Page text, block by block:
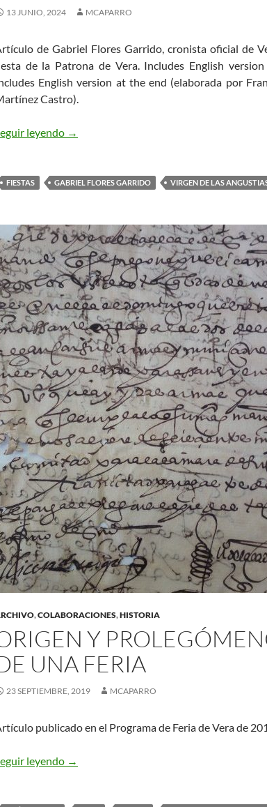
13 JUNIO, 2024 MCAPARRO
de Gabriel Flores Garrido, cronista oficial de
de la Patrona de Vera. Includes English
English version at the end (elaborada por
Castro).
leyendo 10 DE JUNIO: DÍA GRANDE EN VERA
→
FIESTAS GABRIEL FLORES GARRIDO VIRGEN DE LAS
,COLABORACIONES,HISTORIA
Y
UNA FERIA
23 SEPTIEMBRE, 2019 MCAPARRO
publicado en el Programa de Feria de Vera de
leyendo ORIGEN Y PROLEGÓMENOS DE UNA
→